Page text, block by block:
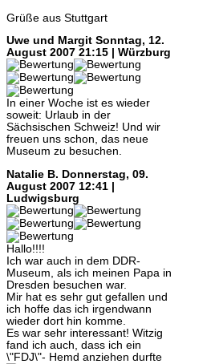
Grüße aus Stuttgart
Uwe und Margit Sonntag, 12.
August 2007 21:15 | Würzburg
In einer Woche ist es wieder
soweit: Urlaub in der
Sächsischen Schweiz! Und wir
freuen uns schon, das neue
Museum zu besuchen.
Natalie B. Donnerstag, 09.
August 2007 12:41 |
Ludwigsburg
Hallo!!!!
Ich war auch in dem DDR-
Museum, als ich meinen Papa in
Dresden besuchen war.
Mir hat es sehr gut gefallen und
ich hoffe das ich irgendwann
wieder dort hin komme.
Es war sehr interessant! Witzig
fand ich auch, dass ich ein
\"FDJ\"- Hemd anziehen durfte